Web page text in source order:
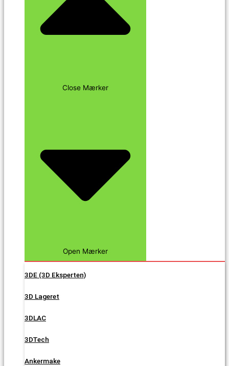
Close Mærker
Open Mærker
3DE (3D Eksperten)
3D Lageret
3DLAC
3DTech
Ankermake